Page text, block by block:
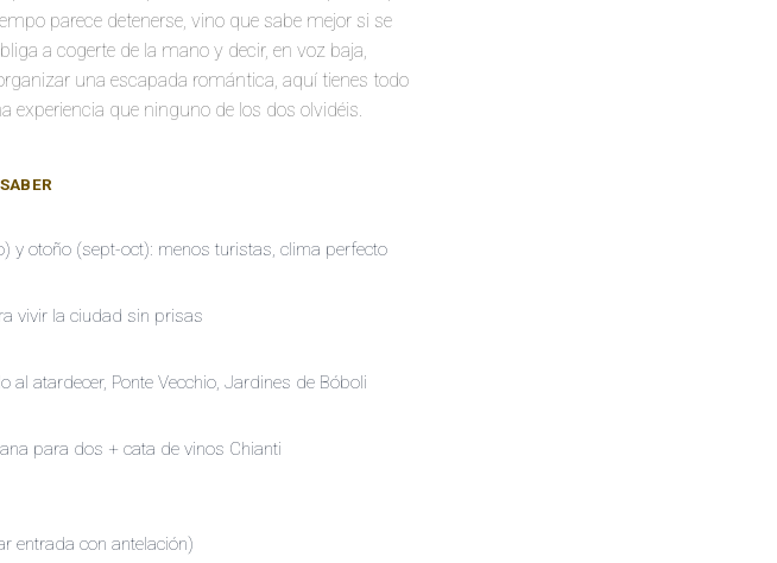
parece detenerse, vino que sabe mejor si se
a cogerte de la mano y decir, en voz baja,
una escapada romántica, aquí tienes todo
experiencia que ninguno de los dos olvidéis.
y otoño (sept-oct): menos turistas, clima perfecto
vivir la ciudad sin prisas
al atardecer, Ponte Vecchio, Jardines de Bóboli
para dos + cata de vinos Chianti
entrada con antelación)